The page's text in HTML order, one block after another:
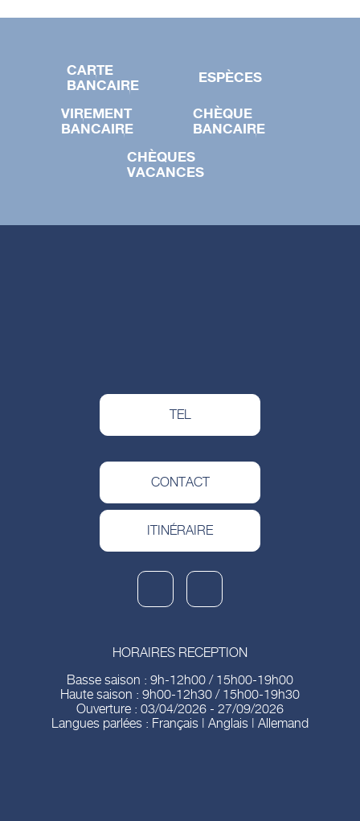
CARTE
BANCAIRE
ESPÈCES
VIREMENT
BANCAIRE
CHÈQUE
BANCAIRE
CHÈQUES
VACANCES
TEL
CONTACT
ITINÉRAIRE
HORAIRES RECEPTION
Basse saison : 9h-12h00 / 15h00-19h00
Haute saison : 9h00-12h30 / 15h00-19h30
Ouverture : 03/04/2026 - 27/09/2026
Langues parlées : Français | Anglais | Allemand